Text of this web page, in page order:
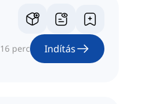
16 perc Indítás